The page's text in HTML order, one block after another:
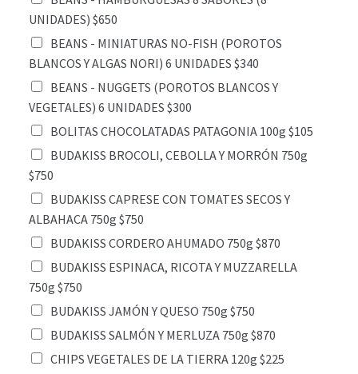
UNIDADES) $650
BEANS - MINIATURAS NO-FISH (POROTOS
BLANCOS Y ALGAS NORI) 6 UNIDADES $340
BEANS - NUGGETS (POROTOS BLANCOS Y
VEGETALES) 6 UNIDADES $300
BOLITAS CHOCOLATADAS PATAGONIA 100g $105
BUDAKISS BROCOLI, CEBOLLA Y MORRÓN 750g
$750
BUDAKISS CAPRESE CON TOMATES SECOS Y
ALBAHACA 750g $750
BUDAKISS CORDERO AHUMADO 750g $870
BUDAKISS ESPINACA, RICOTA Y MUZZARELLA
750g $750
BUDAKISS JAMÓN Y QUESO 750g $750
BUDAKISS SALMÓN Y MERLUZA 750g $870
CHIPS VEGETALES DE LA TIERRA 120g $225